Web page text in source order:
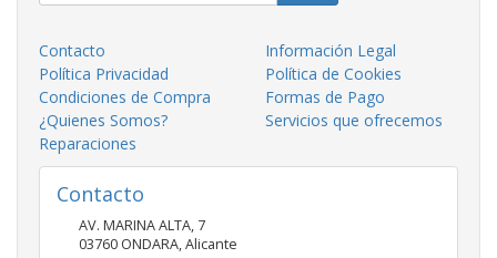
Contacto
Información Legal
Política Privacidad
Política de Cookies
Condiciones de Compra
Formas de Pago
¿Quienes Somos?
Servicios que ofrecemos
Reparaciones
Contacto
AV. MARINA ALTA, 7
03760 ONDARA,Alicante